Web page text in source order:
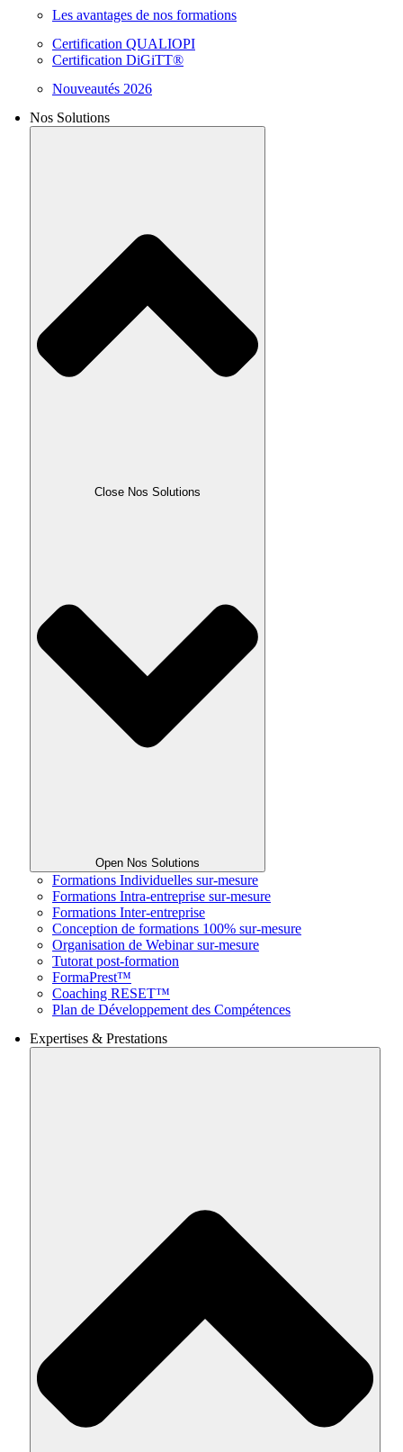
Les avantages de nos formations
Certification QUALIOPI
Certification DiGiTT®
Nouveautés 2026
Nos Solutions
Close Nos Solutions
Open Nos Solutions
Formations Individuelles sur-mesure
Formations Intra-entreprise sur-mesure
Formations Inter-entreprise
Conception de formations 100% sur-mesure
Organisation de Webinar sur-mesure
Tutorat post-formation
FormaPrest™
Coaching RESET™
Plan de Développement des Compétences
Expertises & Prestations